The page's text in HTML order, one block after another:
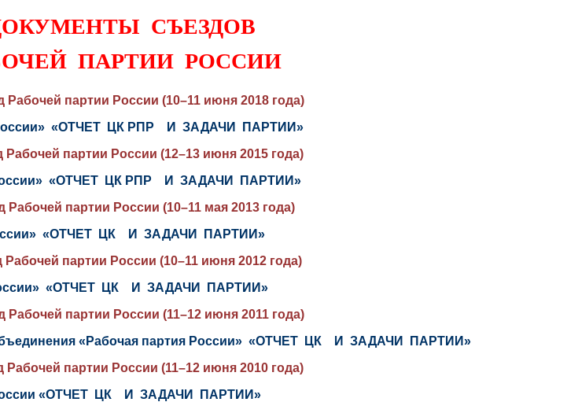
СЪЕЗДОВ
ПАРТИИ РОССИИ
Рабочей партии России (10–11 июня 2018 года)
России» «ОТЧЕТ ЦК РПР И ЗАДАЧИ ПАРТИИ»
Рабочей партии России (12–13 июня 2015 года)
России» «ОТЧЕТ ЦК РПР И ЗАДАЧИ ПАРТИИ»
Рабочей партии России (10–11 мая 2013 года)
«ОТЧЕТ ЦК И ЗАДАЧИ ПАРТИИ»
Рабочей партии России (10–11 июня 2012 года)
России» «ОТЧЕТ ЦК И ЗАДАЧИ ПАРТИИ»
Рабочей партии России (11–12 июня 2011 года)
«Рабочая партия России» «ОТЧЕТ ЦК И ЗАДАЧИ ПАРТИИ»
Рабочей партии России (11–12 июня 2010 года)
России «ОТЧЕТ ЦК И ЗАДАЧИ ПАРТИИ»